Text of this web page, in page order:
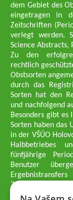
dem Gebiet des
eingetragen in
Zeitschriften
verlegt werden.
Science Abstracts,
Zu den
rechtlich
Obstsorten
durch das
Sorten hat den
und nachfolgend
Besonders gibt es
Sorten haben das
in der VŠÚO
Halbbetriebes
fünfjährige
Benutzer
professionelle